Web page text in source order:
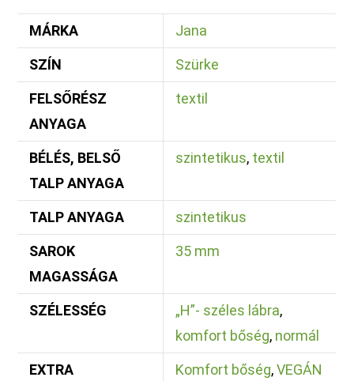
MÁRKA Jana
SZÍN Szürke
FELSŐRÉSZ
ANYAGA
textil
BÉLÉS, BELSŐ
TALP ANYAGA
szintetikus, textil
TALP ANYAGA szintetikus
SAROK
MAGASSÁGA
35 mm
SZÉLESSÉG „H”- széles lábra,
komfort bőség, normál
EXTRA Komfort bőség,VEGÁN